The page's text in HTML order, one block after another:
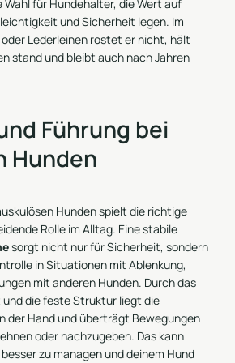
Wahl für Hundehalter, die Wert auf
und Sicherheit legen. Im
Lederleinen rostet er nicht, hält
stand und bleibt auch nach Jahren
Führung bei
Hunden
Hunden spielt die richtige
Rolle im Alltag. Eine stabile
sorgt nicht nur für Sicherheit, sondern
in Situationen mit Ablenkung,
mit anderen Hunden. Durch das
die feste Struktur liegt die
der Hand und überträgt Bewegungen
oder nachzugeben. Das kann
zu managen und deinem Hund